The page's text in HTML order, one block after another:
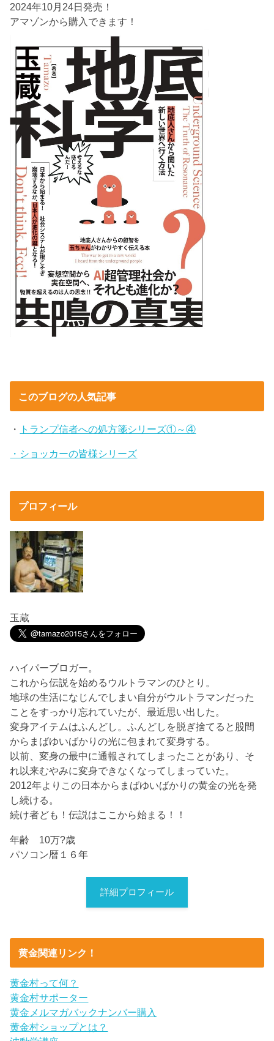
2024年10月24日発売！
アマゾンから購入できます！
このブログの人気記事
・ トランプ信者への処方箋シリーズ①～④
・ショッカーの皆様シリーズ
プロフィール
玉蔵
ハイパーブロガー。
これから伝説を始めるウルトラマンのひとり。
地球の生活になじんでしまい自分がウルトラマンだった
ことをすっかり忘れていたが、最近思い出した。
変身アイテムはふんどし。ふんどしを脱ぎ捨てると股間
からまばゆいばかりの光に包まれて変身する。
以前、変身の最中に通報されてしまったことがあり、そ
れ以来むやみに変身できなくなってしまっていた。
2012年よりこの日本からまばゆいばかりの黄金の光を発
し続ける。
続け者ども！伝説はここから始まる！！
年齢 10万?歳
パソコン暦１６年
詳細プロフィール
黄金関連リンク！
黄金村って何？
黄金村サポーター
黄金メルマガバックナンバー購入
黄金村ショップとは？